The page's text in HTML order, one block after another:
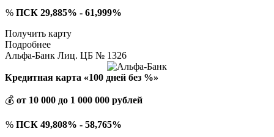
% ПСК 29,885% - 61,999%
Получить карту
Подробнее
Альфа-Банк Лиц. ЦБ № 1326
Кредитная карта «100 дней без %»
💰 от 10 000 до 1 000 000 рублей
% ПСК 49,808% - 58,765%